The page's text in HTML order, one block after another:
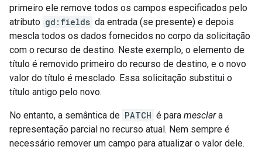
primeiro ele remove todos os campos especificados pelo
atributo gd:fields da entrada (se presente) e depois
mescla todos os dados fornecidos no corpo da solicitação
com o recurso de destino. Neste exemplo, o elemento de
título é removido primeiro do recurso de destino, e o novo
valor do título é mesclado. Essa solicitação substitui o
título antigo pelo novo.
No entanto, a semântica de PATCH é para mesclara
representação parcial no recurso atual. Nem sempre é
necessário remover um campo para atualizar o valor dele.